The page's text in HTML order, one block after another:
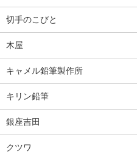
切手のこびと
木屋
キャメル鉛筆製作所
キリン鉛筆
銀座吉田
クツワ